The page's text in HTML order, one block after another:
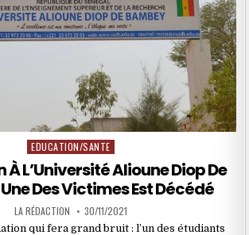
Posted
in
EDUCATION/SANTE
L’Université Alioune Diop De
Des Victimes Est Décédé
LA RÉDACTION 30/11/2021
qui fera grand bruit : l’un des étudiants